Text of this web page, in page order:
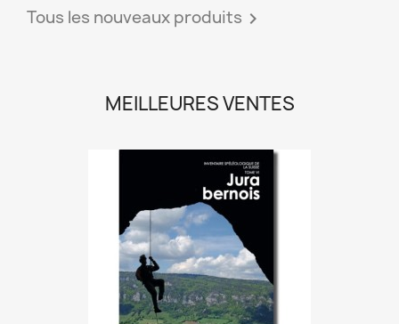
Tous les nouveaux produits 
MEILLEURES VENTES